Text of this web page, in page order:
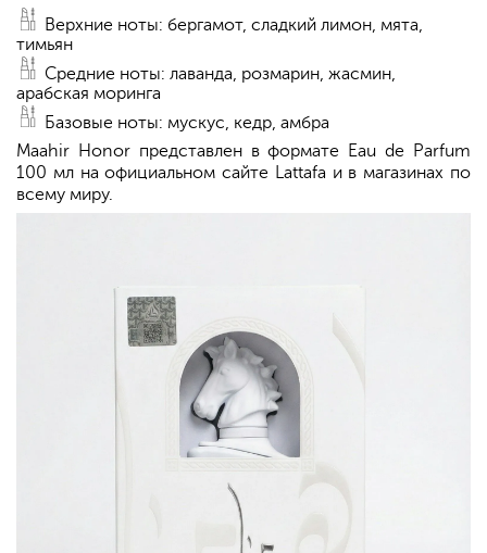
Верхние ноты: бергамот, сладкий лимон, мята,
тимьян
Средние ноты: лаванда, розмарин, жасмин,
арабская моринга
Базовые ноты: мускус, кедр, амбра
Maahir Honor представлен в формате Eau de Parfum
100 мл на официальном сайте Lattafa и в магазинах по
всему миру.